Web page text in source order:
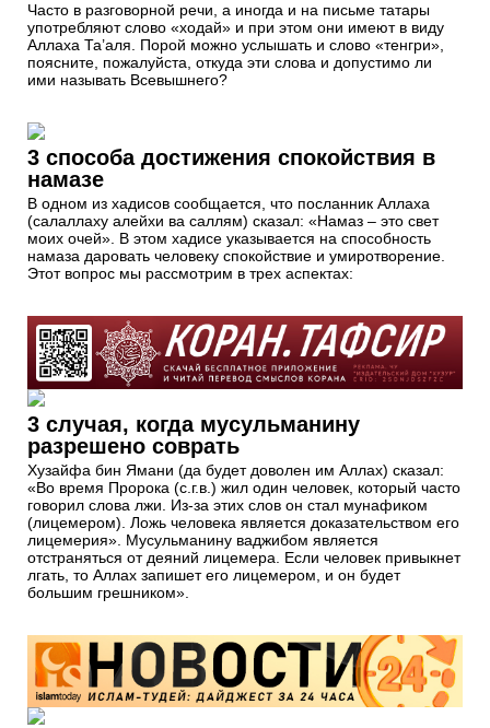
Часто в разговорной речи, а иногда и на письме татары
употребляют слово «ходай» и при этом они имеют в виду
Аллаха Та’аля. Порой можно услышать и слово «тенгри»,
поясните, пожалуйста, откуда эти слова и допустимо ли
ими называть Всевышнего?
3 способа достижения спокойствия в
намазе
В одном из хадисов сообщается, что посланник Аллаха
(салаллаху алейхи ва саллям) сказал: «Намаз – это свет
моих очей». В этом хадисе указывается на способность
намаза даровать человеку спокойствие и умиротворение.
Этот вопрос мы рассмотрим в трех аспектах:
3 случая, когда мусульманину
разрешено соврать
Хузайфа бин Ямани (да будет доволен им Аллах) сказал:
«Во время Пророка (с.г.в.) жил один человек, который часто
говорил слова лжи. Из-за этих слов он стал мунафиком
(лицемером). Ложь человека является доказательством его
лицемерия». Мусульманину ваджибом является
отстраняться от деяний лицемера. Если человек привыкнет
лгать, то Аллах запишет его лицемером, и он будет
большим грешником».